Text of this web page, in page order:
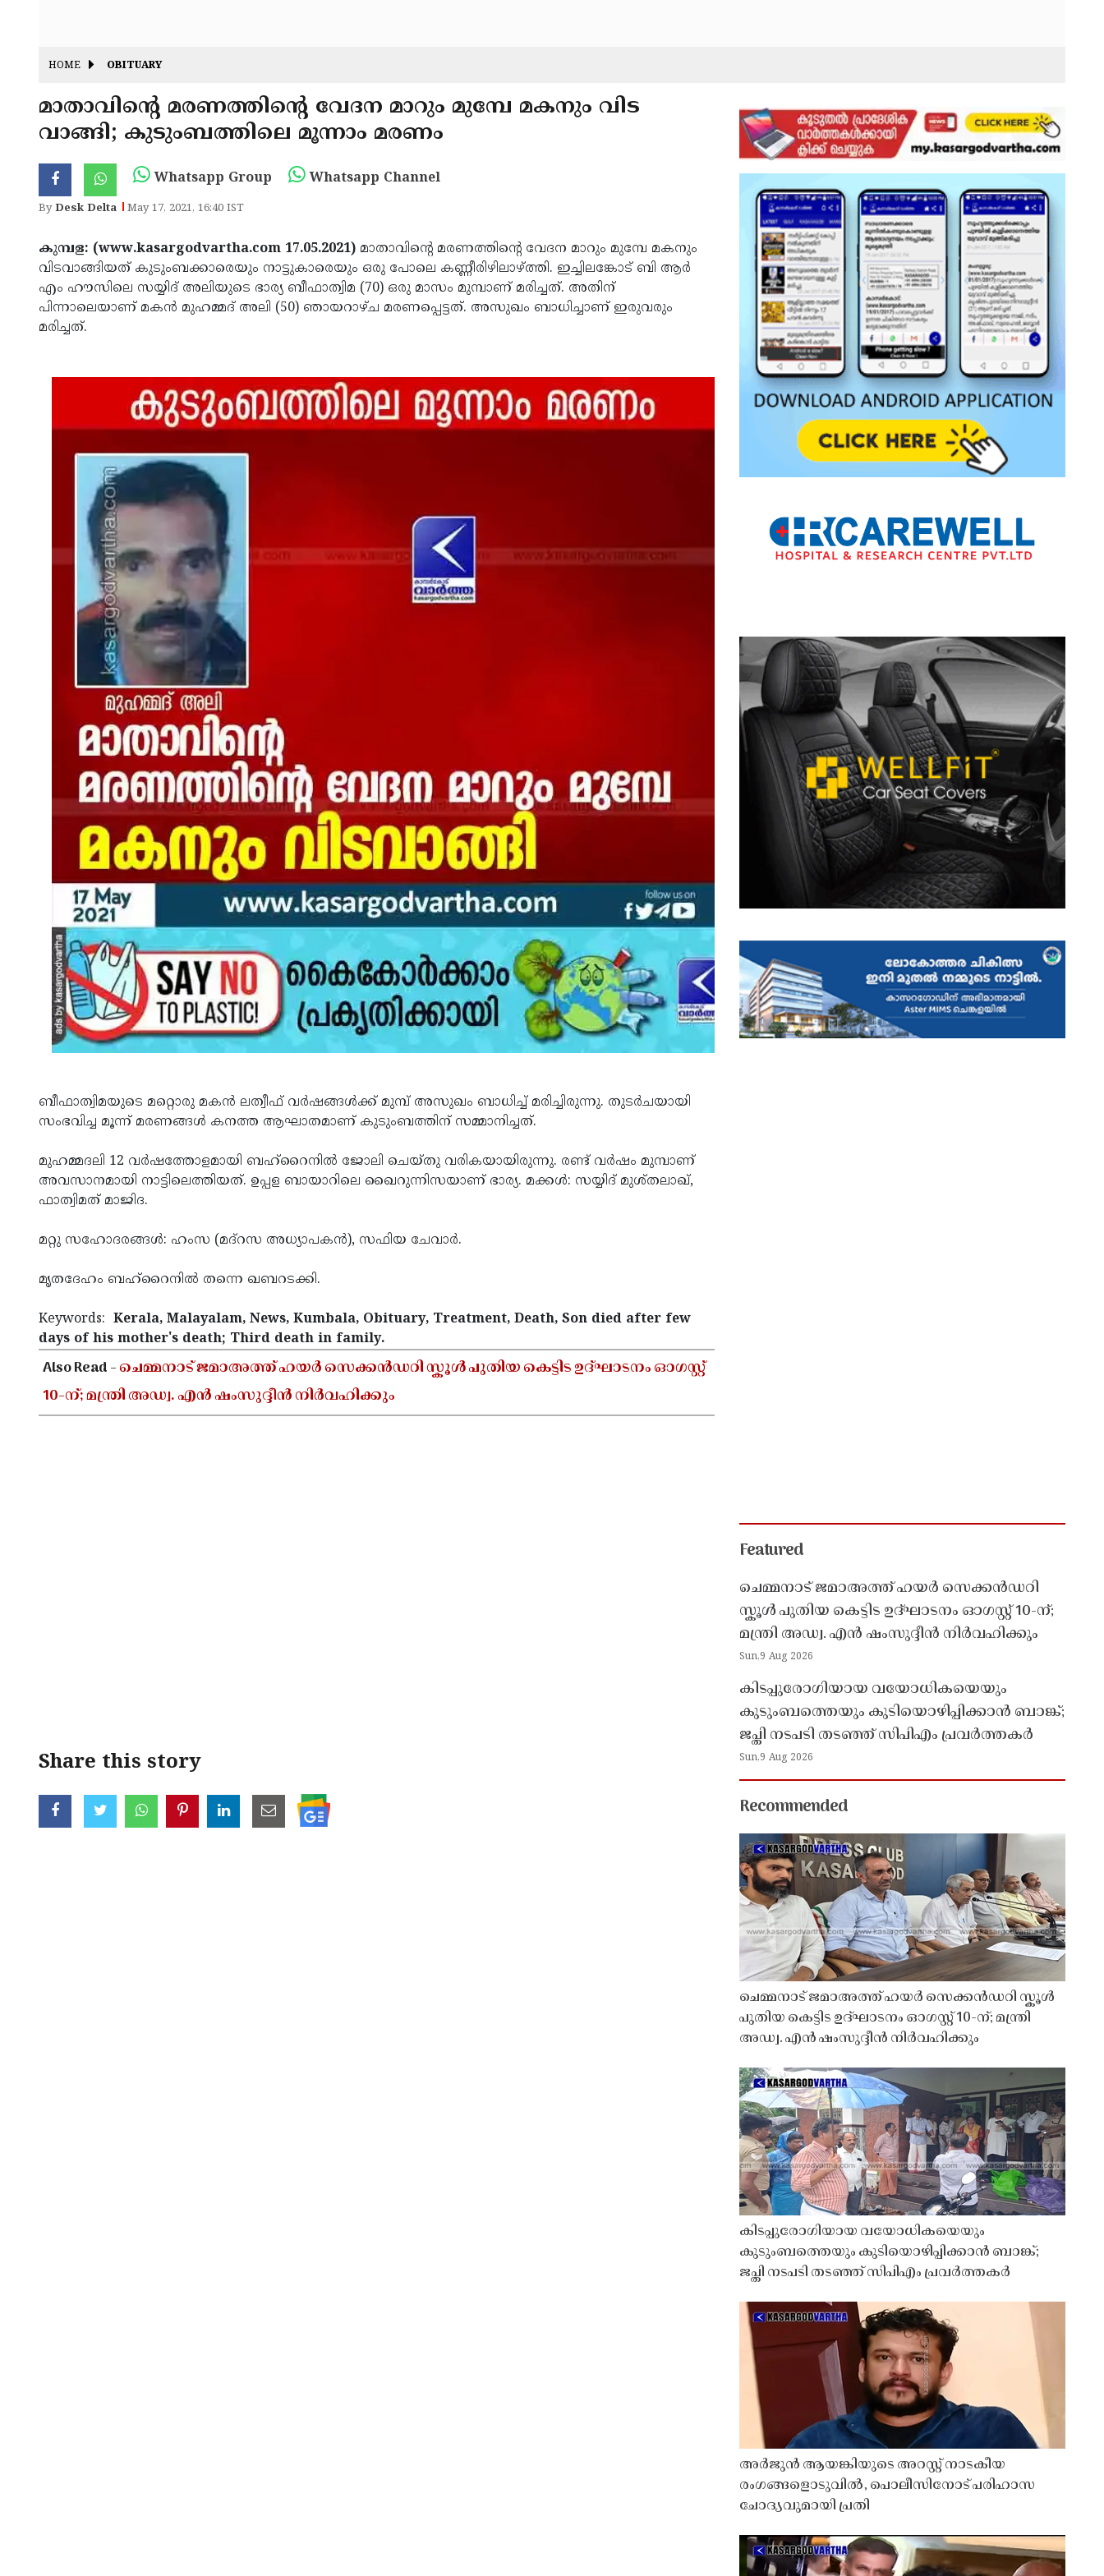
HOME OBITUARY
മാതാവിന്റെ മരണത്തിന്റെ വേദന മാറും മുമ്പേ മകനും വിട
വാങ്ങി; കുടുംബത്തിലെ മൂന്നാം മരണം
Whatsapp Group Whatsapp Channel
ByDesk Delta May 17, 2021, 16:40 IST
കുമ്പള: (www.kasargodvartha.com 17.05.2021) മാതാവിന്റെ മരണത്തിന്റെ വേദന മാറും മുമ്പേ മകനും
വിടവാങ്ങിയത് കുടുംബക്കാരെയും നാട്ടുകാരെയും ഒരു പോലെ കണ്ണീരിഴിലാഴ്ത്തി. ഇച്ചിലങ്കോട് ബി ആർ
എം ഹൗസിലെ സയ്യിദ് അലിയുടെ ഭാര്യ ബീഫാത്വിമ (70) ഒരു മാസം മുമ്പാണ് മരിച്ചത്. അതിന്
പിന്നാലെയാണ് മകൻ മുഹമ്മദ് അലി (50) ഞായറാഴ്ച മരണപ്പെട്ടത്. അസുഖം ബാധിച്ചാണ് ഇരുവരും
മരിച്ചത്.
ബീഫാത്വിമയുടെ മറ്റൊരു മകൻ ലത്വീഫ് വർഷങ്ങൾക്ക് മുമ്പ് അസുഖം ബാധിച്ച് മരിച്ചിരുന്നു. തുടർചയായി
സംഭവിച്ച മൂന്ന് മരണങ്ങൾ കനത്ത ആഘാതമാണ് കുടുംബത്തിന് സമ്മാനിച്ചത്.
മുഹമ്മദലി 12 വർഷത്തോളമായി ബഹ്‌റൈനിൽ ജോലി ചെയ്‌തു വരികയായിരുന്നു. രണ്ട് വർഷം മുമ്പാണ്
അവസാനമായി നാട്ടിലെത്തിയത്. ഉപ്പള ബായാറിലെ ഖൈറുന്നിസയാണ് ഭാര്യ. മക്കൾ: സയ്യിദ് മുശ്തലാഖ്‌,
ഫാത്വിമത് മാജിദ.
മറ്റു സഹോദരങ്ങൾ: ഹംസ (മദ്റസ അധ്യാപകൻ), സഫിയ ചേവാർ.
മൃതദേഹം ബഹ്‌റൈനിൽ തന്നെ ഖബറടക്കി.
Keywords: Kerala, Malayalam, News, Kumbala, Obituary, Treatment, Death, Son died after few
days of his mother's death; Third death in family.
Also Read -ചെമ്മനാട് ജമാഅത്ത് ഹയർ സെക്കൻഡറി സ്കൂൾ പുതിയ കെട്ടിട ഉദ്ഘാടനം ഓഗസ്റ്റ്
10-ന്; മന്ത്രി അഡ്വ. എൻ ഷംസുദ്ദീൻ നിർവഹിക്കും
Share this story
Featured
ചെമ്മനാട് ജമാഅത്ത് ഹയർ സെക്കൻഡറി
സ്കൂൾ പുതിയ കെട്ടിട ഉദ്ഘാടനം ഓഗസ്റ്റ് 10-ന്;
മന്ത്രി അഡ്വ. എൻ ഷംസുദ്ദീൻ നിർവഹിക്കും
Sun,9 Aug 2026
കിടപ്പുരോഗിയായ വയോധികയെയും
കുടുംബത്തെയും കുടിയൊഴിപ്പിക്കാൻ ബാങ്ക്;
ജപ്തി നടപടി തടഞ്ഞ് സിപിഎം പ്രവർത്തകർ
Sun,9 Aug 2026
Recommended
ചെമ്മനാട് ജമാഅത്ത് ഹയർ സെക്കൻഡറി സ്കൂൾ
പുതിയ കെട്ടിട ഉദ്ഘാടനം ഓഗസ്റ്റ് 10-ന്; മന്ത്രി
അഡ്വ. എൻ ഷംസുദ്ദീൻ നിർവഹിക്കും
കിടപ്പുരോഗിയായ വയോധികയെയും
കുടുംബത്തെയും കുടിയൊഴിപ്പിക്കാൻ ബാങ്ക്;
ജപ്തി നടപടി തടഞ്ഞ് സിപിഎം പ്രവർത്തകർ
അർജുൻ ആയങ്കിയുടെ അറസ്റ്റ് നാടകീയ
രംഗങ്ങളൊടുവിൽ, പൊലീസിനോട് പരിഹാസ
ചോദ്യവുമായി പ്രതി